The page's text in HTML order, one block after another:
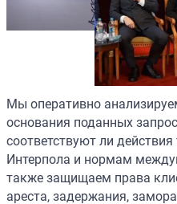
Мы оперативно
основания поданных
соответствуют ли
Интерпола и нормам
также защищаем права
ареста, задержания,